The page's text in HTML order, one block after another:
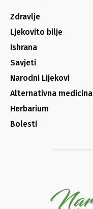
Zdravlje
Ljekovito bilje
Ishrana
Savjeti
Narodni Lijekovi
Alternativna medicina
Herbarium
Bolesti